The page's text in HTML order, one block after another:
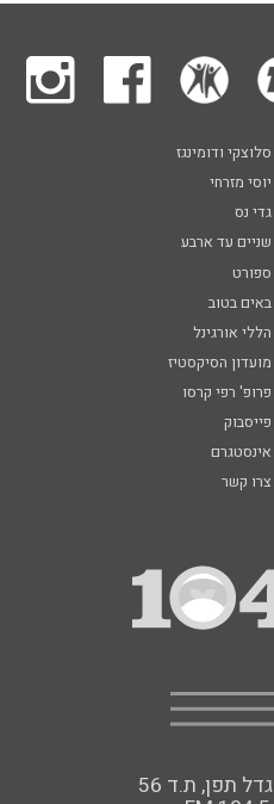
סלוצקי ודומינגז
יוסי מזרחי
גדי נס
שניים עד ארבע
ספורט
באים בטוב
הללי אורגינל
מועדון הסיקסטיז
פרופ' רפי קרסו
פייסבוק
אינסטגרם
צרו קשר